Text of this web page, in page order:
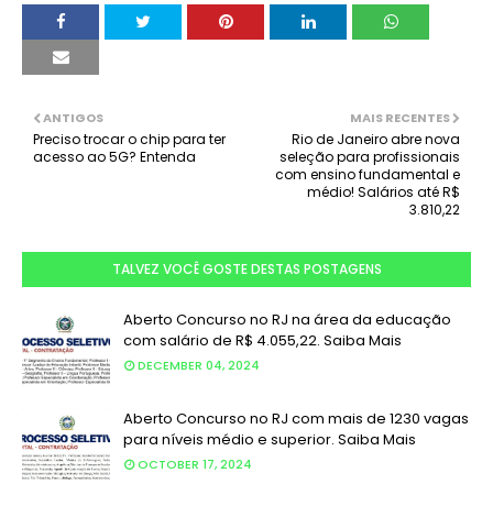
MAIS RECENTES
Rio de Janeiro abre nova
seleção para profissionais
com ensino fundamental e
médio! Salários até R$
3.810,22
ANTIGOS
Preciso trocar o chip para ter
acesso ao 5G? Entenda
TALVEZ VOCÊ GOSTE DESTAS POSTAGENS
Aberto Concurso no RJ na área da educação
com salário de R$ 4.055,22. Saiba Mais
DECEMBER 04, 2024
Aberto Concurso no RJ com mais de 1230 vagas
para níveis médio e superior. Saiba Mais
OCTOBER 17, 2024